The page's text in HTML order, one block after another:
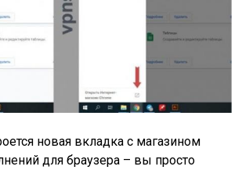
новая вкладка с магазином
для браузера – вы просто